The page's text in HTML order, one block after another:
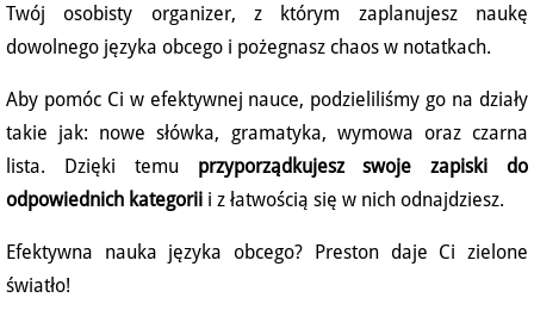
Twój osobisty organizer, z którym zaplanujesz naukę
dowolnego języka obcego i pożegnasz chaos w notatkach.
Aby pomóc Ci w efektywnej nauce, podzieliliśmy go na działy
takie jak: nowe słówka, gramatyka, wymowa oraz czarna
lista. Dzięki temu przyporządkujesz swoje zapiski do
odpowiednich kategorii i z łatwością się w nich odnajdziesz.
Efektywna nauka języka obcego? Preston daje Ci zielone
światło!